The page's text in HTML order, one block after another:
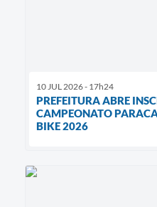
10 JUL 2026 - 17h24
PREFEITURA ABRE
CAMPEONATO
BIKE 2026